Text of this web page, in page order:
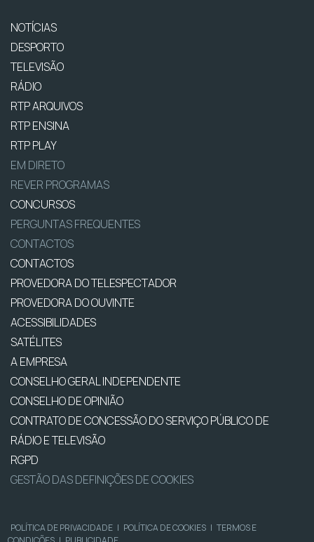
NOTÍCIAS
DESPORTO
TELEVISÃO
RÁDIO
RTP ARQUIVOS
RTP ENSINA
RTP PLAY
EM DIRETO
REVER PROGRAMAS
CONCURSOS
PERGUNTAS FREQUENTES
CONTACTOS
CONTACTOS
PROVEDORA DO TELESPECTADOR
PROVEDORA DO OUVINTE
ACESSIBILIDADES
SATÉLITES
A EMPRESA
CONSELHO GERAL INDEPENDENTE
CONSELHO DE OPINIÃO
CONTRATO DE CONCESSÃO DO SERVIÇO PÚBLICO DE
RÁDIO E TELEVISÃO
RGPD
GESTÃO DAS DEFINIÇÕES DE COOKIES
POLÍTICA DE PRIVACIDADE | POLÍTICA DE COOKIES | TERMOS E